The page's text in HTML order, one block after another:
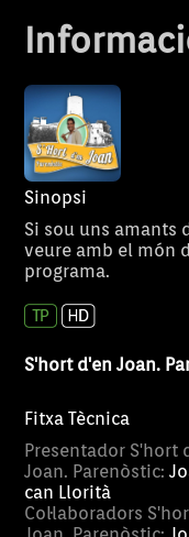
Sinopsi
Si sou uns amants
veure amb el món
programa.
S'hort d'en Joan.
Fitxa Tècnica
Presentador S'hort
Joan. Parenòstic:
can Llorità
Col·laboradors